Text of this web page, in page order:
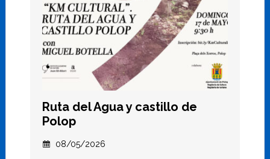
Ruta del Agua y castillo de
Polop
08/05/2026